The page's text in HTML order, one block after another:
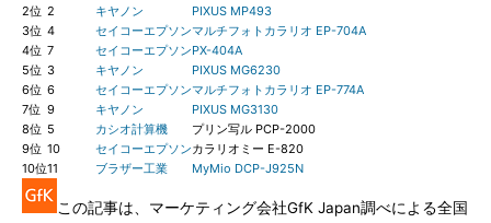
2位 2 キヤノン
PIXUS MP493
3位 4 セイコーエプソンマルチフォトカラリオ EP-704A
4位 7 セイコーエプソンPX-404A
5位 3 キヤノン
PIXUS MG6230
6位 6 セイコーエプソンマルチフォトカラリオ EP-774A
7位 9 キヤノン
PIXUS MG3130
8位 5 カシオ計算機
プリン写ル PCP-2000
9位 10 セイコーエプソンカラリオミー E-820
10位11 ブラザー工業 MyMio DCP-J925N
この記事は、マーケティング会社GfK Japan調べによる全国